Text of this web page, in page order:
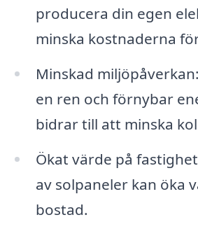
producera din egen
minska kostnaderna
Minskad
en ren och förnybar
bidrar till att minska
Ökat värde på
av solpaneler kan öka
bostad.